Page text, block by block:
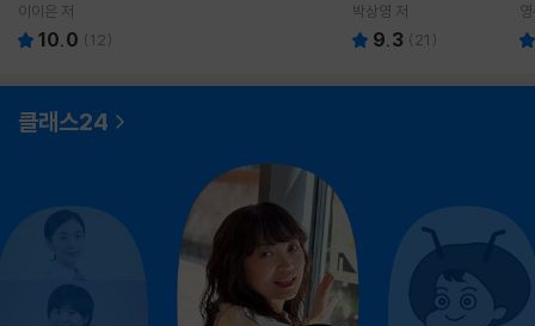
이이은 저
10.0 (12)
박상영 저
9.3 ( 21 )
클래스24